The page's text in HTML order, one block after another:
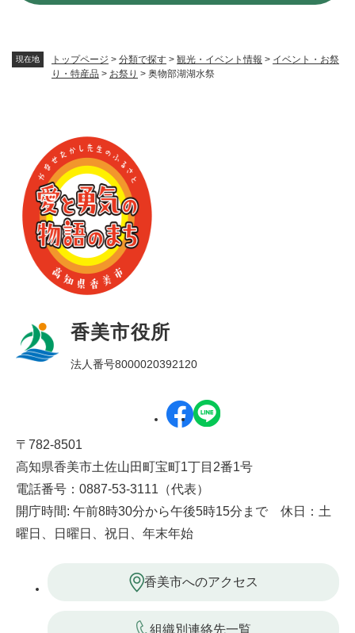
現在地 トップページ > 分類で探す > 観光・イベント情報 > イベント・お祭
り・特産品 > お祭り > 奥物部湖湖水祭
香美市役所
法人番号8000020392120
〒782-8501
高知県香美市土佐山田町宝町1丁目2番1号
電話番号：0887-53-3111（代表）
開庁時間: 午前8時30分から午後5時15分まで 休日：土
曜日、日曜日、祝日、年末年始
香美市へのアクセス
組織別連絡先一覧